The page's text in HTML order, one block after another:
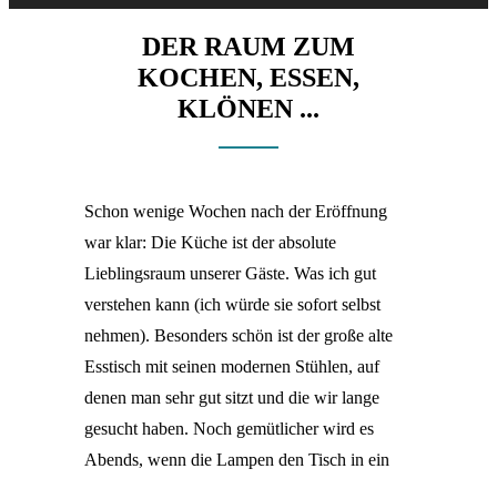
DER RAUM ZUM
KOCHEN, ESSEN,
KLÖNEN ...
Schon wenige Wochen nach der Eröffnung
war klar: Die Küche ist der absolute
Lieblingsraum unserer Gäste. Was ich gut
verstehen kann (ich würde sie sofort selbst
nehmen). Besonders schön ist der große alte
Esstisch mit seinen modernen Stühlen, auf
denen man sehr gut sitzt und die wir lange
gesucht haben. Noch gemütlicher wird es
Abends, wenn die Lampen den Tisch in ein